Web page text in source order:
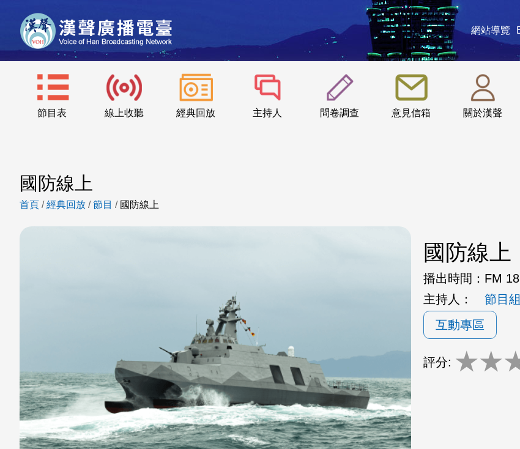
網站導覽
節目表 線上收聽 經典回放 主持人 問卷調查 意見信箱 關於漢聲
:::
國防線上
首頁 /經典回放 /節目 / 國防線上
國防線上
播出時間： FM
主持人：
節目組
互動專區
評分: ★★